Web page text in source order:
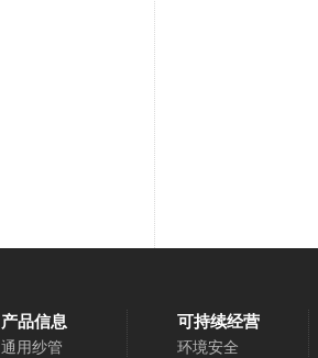
产品信息
通用纱管
可持续经营
环境安全